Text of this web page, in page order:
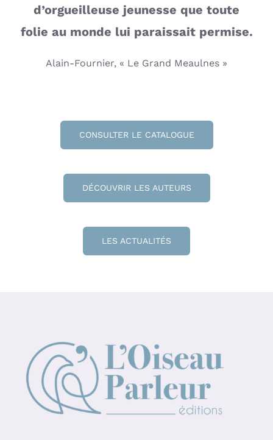
d’orgueilleuse jeunesse que toute
folie au monde lui paraissait permise.
Alain-Fournier, « Le Grand Meaulnes »
CONSULTER LE CATALOGUE
DÉCOUVRIR LES AUTEURS
LES ACTUALITÉS